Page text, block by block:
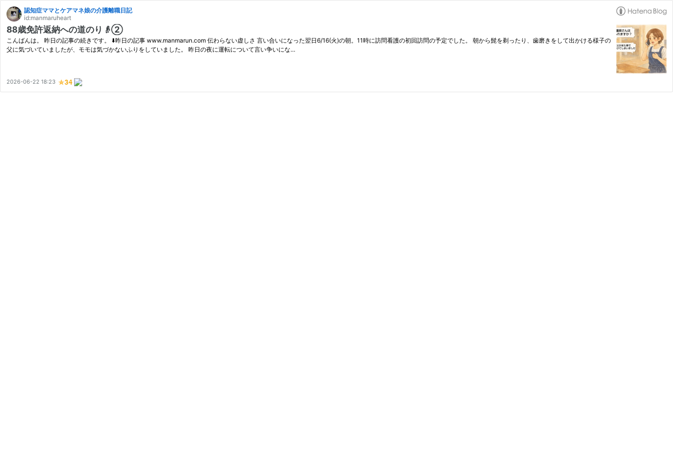
認知症ママとケアマネ娘の介護離職日記
id:manmaruheart
88歳免許返納への道のり👴②
こんばんは。 昨日の記事の続きです。 ⬇️昨日の記事 www.manmarun.com 伝わらない虚しさ 言い合いになった翌日6/16(火)の朝。11時に訪問看護の初回訪問の予定でした。 朝から髭を剃ったり、歯磨きをして出かける様子の
父に気づいていましたが、モモは気づかないふりをしていました。 昨日の夜に運転について言い争いにな…
2026-06-22 18:23